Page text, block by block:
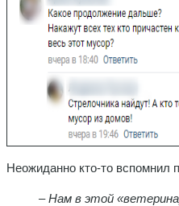
Неожиданно кто-то вспомнил
– Нам в этой